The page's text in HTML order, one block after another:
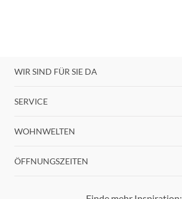
WIR SIND FÜR SIE DA
SERVICE
WOHNWELTEN
ÖFFNUNGSZEITEN